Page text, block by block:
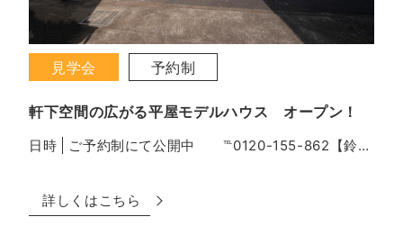
見学会 予約制
軒下空間の広がる平屋モデルハウス オープン！
日時 ご予約制にて公開中 ℡0120-155-862【鈴木まで】お申し込みください。
詳しくはこちら